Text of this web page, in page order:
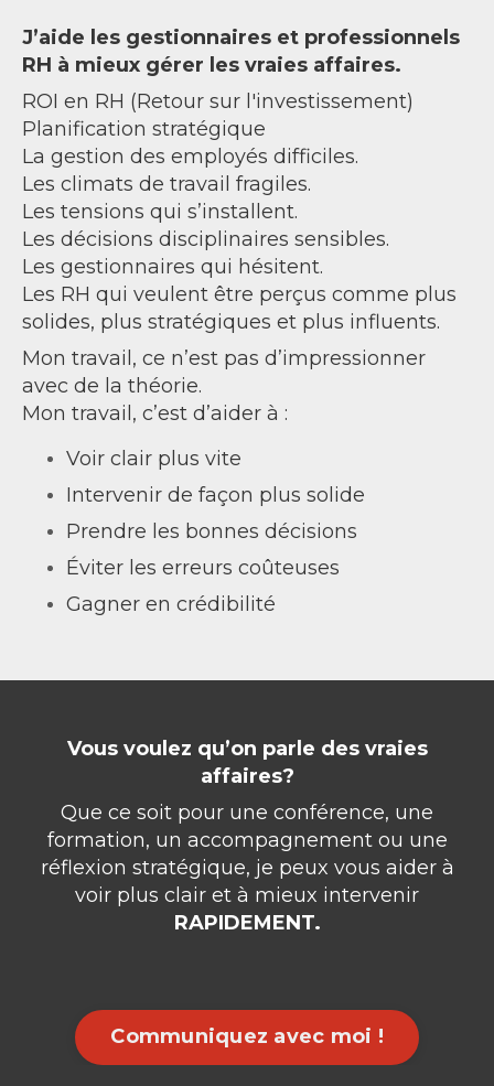
J’aide les gestionnaires et professionnels
RH à mieux gérer les vraies affaires.
ROI en RH (Retour sur l'investissement)
Planification stratégique
La gestion des employés difficiles.
Les climats de travail fragiles.
Les tensions qui s’installent.
Les décisions disciplinaires sensibles.
Les gestionnaires qui hésitent.
Les RH qui veulent être perçus comme plus
solides, plus stratégiques et plus influents.
Mon travail, ce n’est pas d’impressionner
avec de la théorie.
Mon travail, c’est d’aider à :
Voir clair plus vite
Intervenir de façon plus solide
Prendre les bonnes décisions
Éviter les erreurs coûteuses
Gagner en crédibilité
Vous voulez qu’on parle des vraies
affaires?
Que ce soit pour une conférence, une
formation, un accompagnement ou une
réflexion stratégique, je peux vous aider à
voir plus clair et à mieux intervenir
RAPIDEMENT.
Communiquez avec moi !